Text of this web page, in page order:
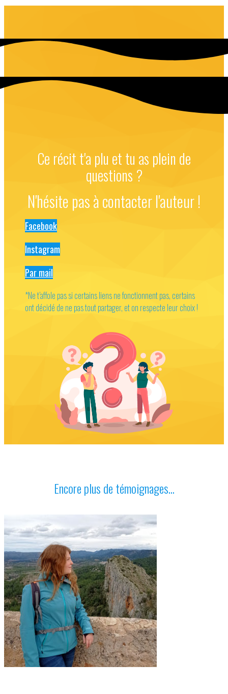
Ce récit t'a plu et tu as plein de
questions ?
N'hésite pas à contacter l'auteur !
Facebook
Instagram
Par mail
*Ne t’affole pas si certains liens ne fonctionnent pas, certains
ont décidé de ne pas tout partager, et on respecte leur choix !
Encore plus de témoignages...